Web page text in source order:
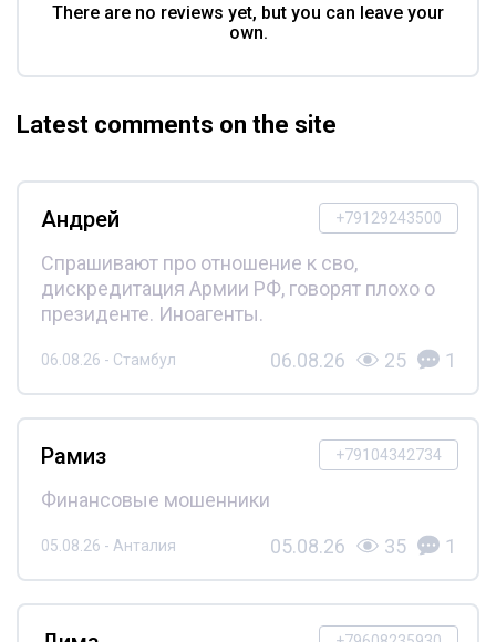
There are no reviews yet, but you can leave your
own.
Latest comments on the site
+79129243500
Андрей
Спрашивают про отношение к сво,
дискредитация Армии РФ, говорят плохо о
президенте. Иноагенты.
06.08.26 - Стамбул 06.08.26 25 1
+79104342734
Рамиз
Финансовые мошенники
05.08.26 - Анталия 05.08.26 35 1